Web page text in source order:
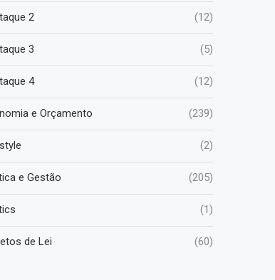
2 (12)
3 (5)
4 (12)
e Orçamento (239)
(2)
e Gestão (205)
(1)
de Lei (60)